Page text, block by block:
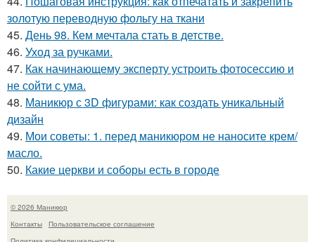
золотую переводную фольгу на ткани
45. День 98. Кем мечтала стать в детстве.
46. Уход за ручками.
47. Как начинающему эксперту устроить фотосессию и
не сойти с ума.
48. Маникюр с 3D фигурами: как создать уникальный
дизайн
49. Мои советы: 1. перед маникюром не наносите крем/
масло.
50. Какие церкви и соборы есть в городе
© 2026 Маникюр
Контакты
Пользовательское соглашение